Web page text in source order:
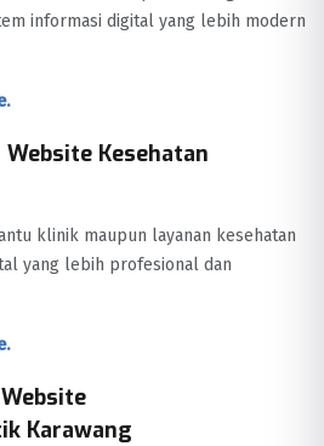
informasi digital yang lebih modern
Website Kesehatan
klinik maupun layanan kesehatan
yang lebih profesional dan
Karawang